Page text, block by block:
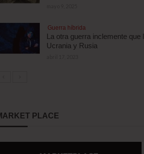
Guerra híbrida
La otra guerra inclemente que
Ucrania y Rusia
PLACE